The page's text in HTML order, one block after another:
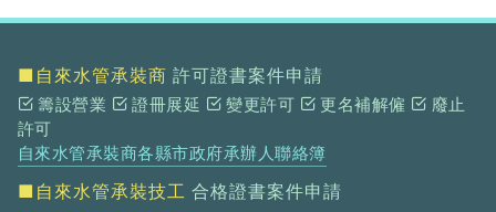
■自來水管承裝商 許可證書案件申請
籌設營業 證冊展延 變更許可 更名補解僱
廢止
許可
自來水管承裝商各縣市政府承辦人聯絡簿
■自來水管承裝技工 合格證書案件申請